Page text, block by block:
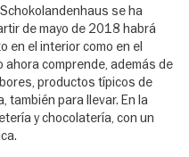
se ha
de mayo de 2018 habrá
en el interior como en el
ahora comprende, además de
productos típicos de
también para llevar. En la
y chocolatería, con un